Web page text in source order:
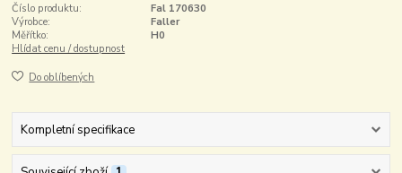
Číslo produktu:
Fal 170630
Výrobce:
Faller
Měřítko:
H0
Hlídat cenu / dostupnost
Do oblíbených
Kompletní specifikace